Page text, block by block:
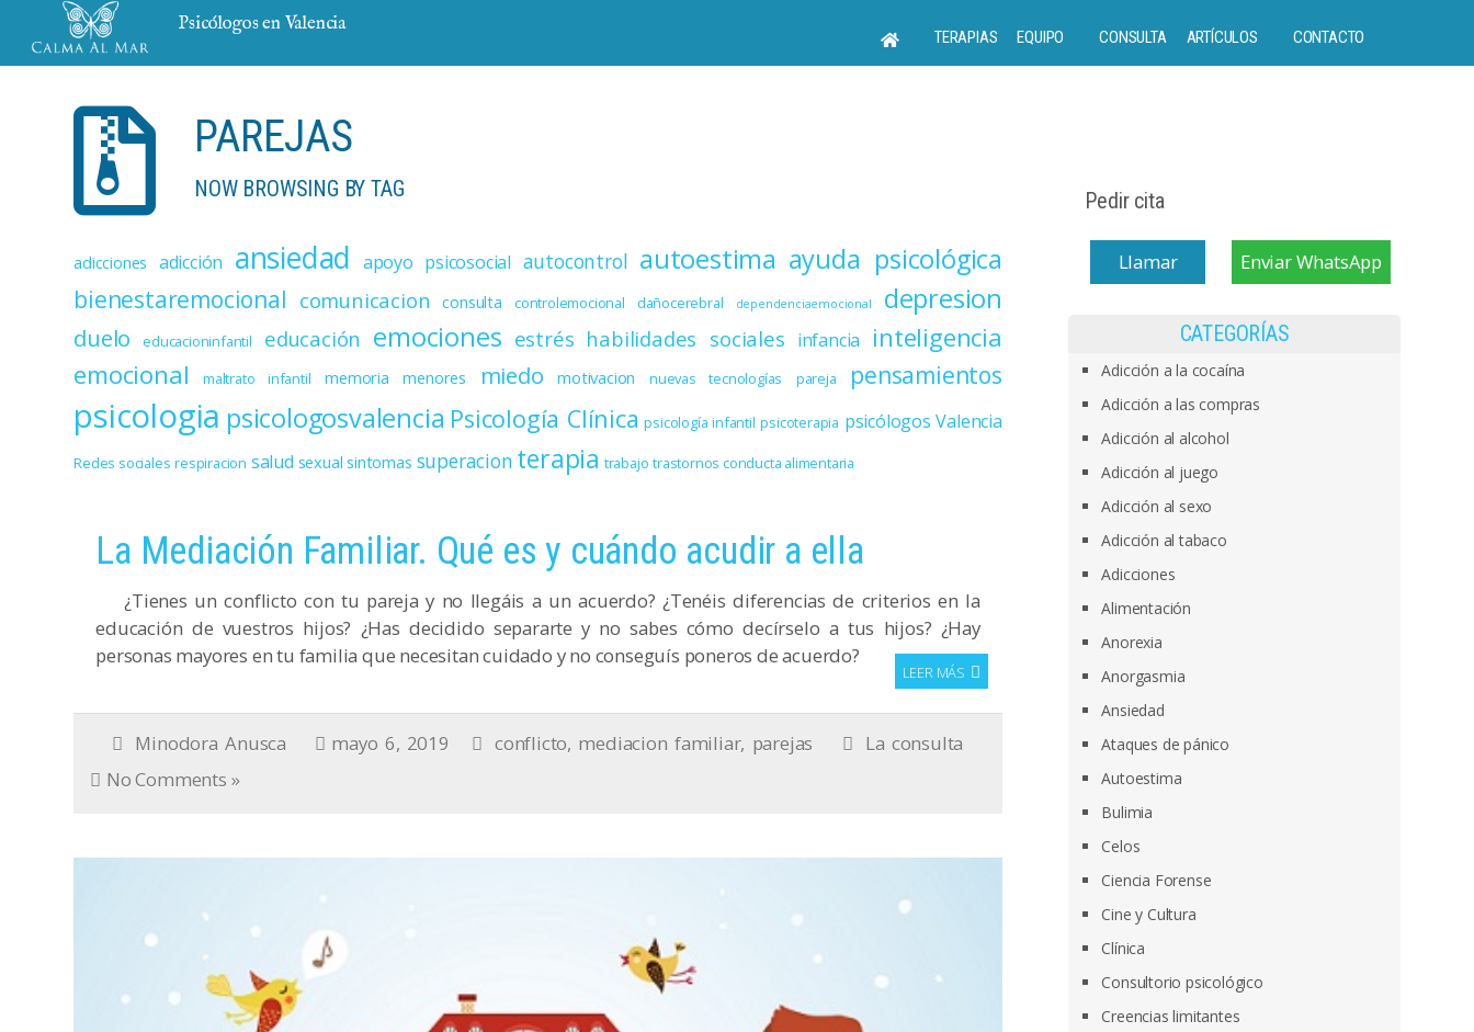
Psicólogos en Valencia
TERAPIAS EQUIPO CONSULTA ARTÍCULOS CONTACTO
PAREJAS
NOW BROWSING BY TAG
adicciones adicción ansiedad apoyo psicosocial autocontrol autoestima ayuda psicológica
bienestaremocional comunicacion consulta controlemocional dañocerebral dependenciaemocional depresion
duelo educacioninfantil educación emociones estrés habilidades sociales infancia
inteligencia
emocional
maltrato infantil memoria menores miedo motivacion nuevas tecnologías pareja pensamientos
psicologia psicologosvalencia Psicología Clínica psicología infantil psicoterapia psicólogos Valencia
Redes sociales respiracion salud sexual sintomas superacion terapia trabajo trastornos conducta alimentaria
La Mediación Familiar. Qué es y cuándo acudir a ella
¿Tienes un conflicto con tu pareja y no llegáis a un acuerdo? ¿Tenéis diferencias de criterios en la
educación de vuestros hijos? ¿Has decidido separarte y no sabes cómo decírselo a tus hijos? ¿Hay
personas mayores en tu familia que necesitan cuidado y no conseguís poneros de acuerdo?
LEER MÁS
Minodora Anusca mayo 6, 2019 conflicto, mediacion familiar, parejas
La consulta
No Comments »
Pedir cita
Llamar Enviar WhatsApp
CATEGORÍAS
Adicción a la cocaína
Adicción a las compras
Adicción al alcohol
Adicción al juego
Adicción al sexo
Adicción al tabaco
Adicciones
Alimentación
Anorexia
Anorgasmia
Ansiedad
Ataques de pánico
Autoestima
Bulimia
Celos
Ciencia Forense
Cine y Cultura
Clínica
Consultorio psicológico
Creencias limitantes